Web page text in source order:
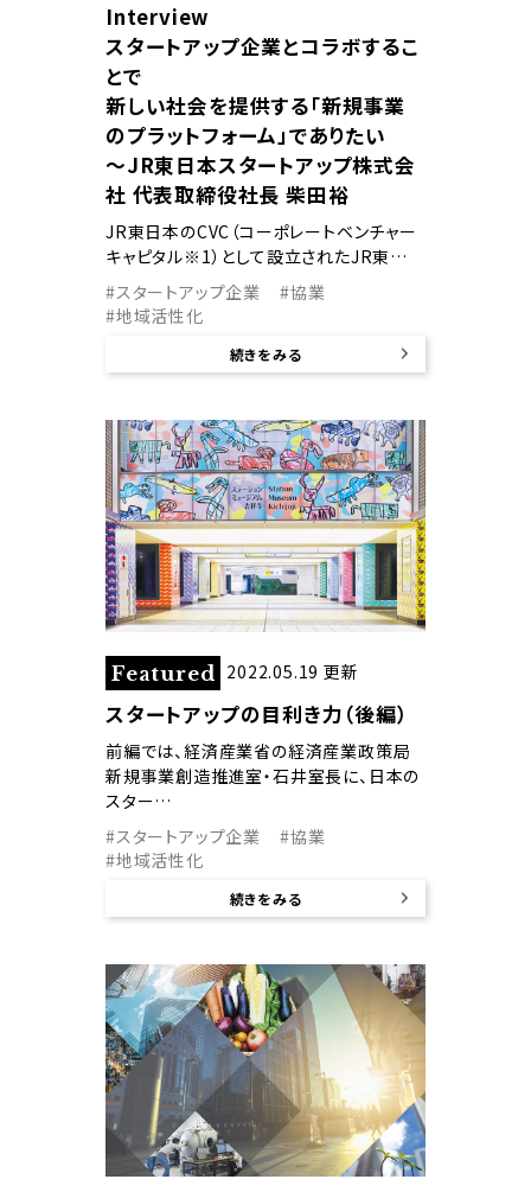
Interview
スタートアップ企業とコラボするこ
とで
新しい社会を提供する「新規事業
のプラットフォーム」でありたい
〜JR東日本スタートアップ株式会
社 代表取締役社長 柴田裕
JR東日本のCVC（コーポレートベンチャー
キャピタル※1）として設立されたJR東…
#スタートアップ企業
#協業
#地域活性化
続きをみる
Featured 2022.05.19 更新
スタートアップの目利き力（後編）
前編では、経済産業省の経済産業政策局
新規事業創造推進室・石井室長に、日本の
スター…
#スタートアップ企業
#協業
#地域活性化
続きをみる